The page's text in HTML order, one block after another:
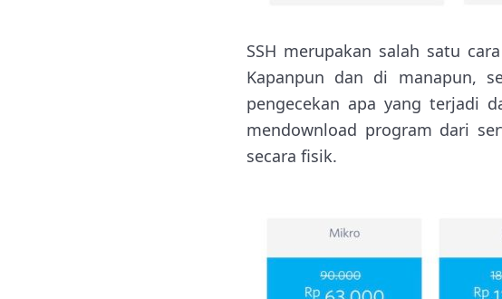
SSH merupakan salah satu
Kapanpun dan di manapun,
pengecekan apa yang terjadi
mendownload program dari
secara fisik.